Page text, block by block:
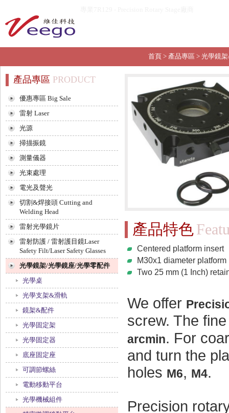
首頁 > 產品專區 > 光學鏡
產品特色
Centered platform insert
M30x1 diameter platform
Two 25 mm (1 Inch)
We offer
screw. The
arcmin. For
and turn the
holes M6, M4.
Precision
產品專區 PRODUCT
優惠專區 Big Sale
雷射 Laser
光源
掃描振鏡
測量儀器
光束處理
電光及聲光
切割&焊接頭 Cutting and
Welding Head
雷射光學鏡片
雷射防護 / 雷射護目鏡Laser
Safety Filt/Laser Safety Glasses
光學鏡架/光學鏡座/光學零配件
光學桌
光學支架&滑軌
鏡架&配件
光學固定架
光學固定器
底座固定座
可調節螺絲
電動移動平台
光學機械組件